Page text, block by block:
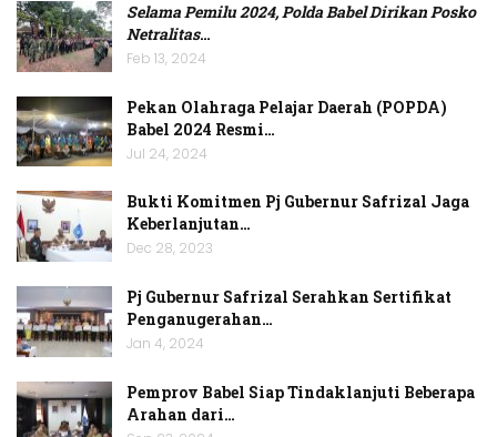
Selama Pemilu 2024, Polda Babel Dirikan Posko
Netralitas…
Feb 13, 2024
Pekan Olahraga Pelajar Daerah (POPDA)
Babel 2024 Resmi…
Jul 24, 2024
Bukti Komitmen Pj Gubernur Safrizal Jaga
Keberlanjutan…
Dec 28, 2023
Pj Gubernur Safrizal Serahkan Sertifikat
Penganugerahan…
Jan 4, 2024
Pemprov Babel Siap Tindaklanjuti Beberapa
Arahan dari…